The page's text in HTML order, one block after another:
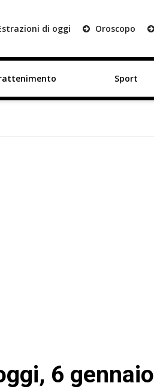
di oggi Oroscopo
Sport
6 gennaio